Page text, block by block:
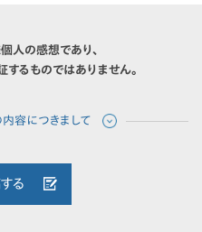
人の感想であり、
るものではありません。
る